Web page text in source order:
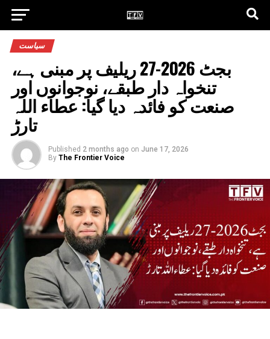
سیاست
بجٹ 2026-27 ریلیف پر مبنی ہے،
تنخواہ دار طبقے، نوجوانوں اور
صنعت کو فائدہ دیا گیا: عطاء اللہ
تارڑ
Published 2 months ago on June 17, 2026
By The Frontier Voice